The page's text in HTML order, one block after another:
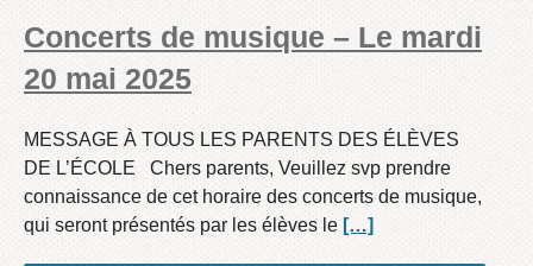
Concerts de musique – Le mardi
20 mai 2025
MESSAGE À TOUS LES PARENTS DES ÉLÈVES
DE L’ÉCOLE Chers parents, Veuillez svp prendre
connaissance de cet horaire des concerts de musique,
qui seront présentés par les élèves le […]